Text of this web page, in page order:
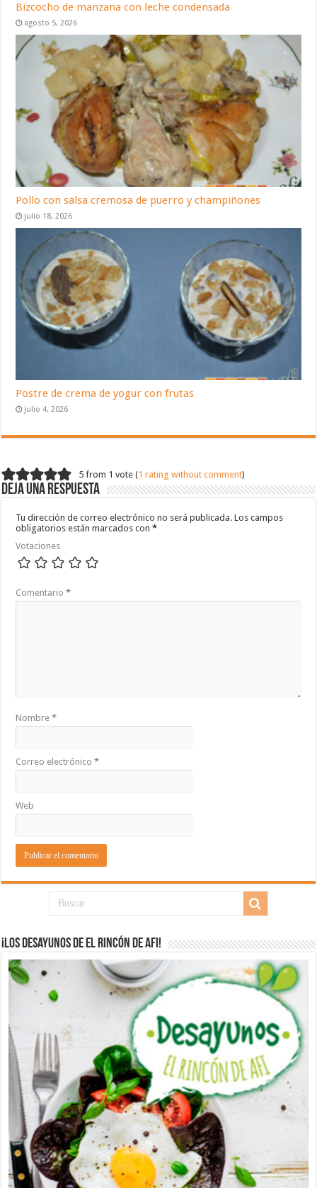
Bizcocho de manzana con leche condensada
agosto 5, 2026
Pollo con salsa cremosa de puerro y champiñones
julio 18, 2026
Postre de crema de yogur con frutas
julio 4, 2026
5 from 1 vote (1 rating without comment)
Deja una respuesta
Tu dirección de correo electrónico no será publicada. Los campos
obligatorios están marcados con*
Votaciones
Comentario*
Nombre*
Correo electrónico*
Web
¡Los desayunos de El Rincón de Afi!